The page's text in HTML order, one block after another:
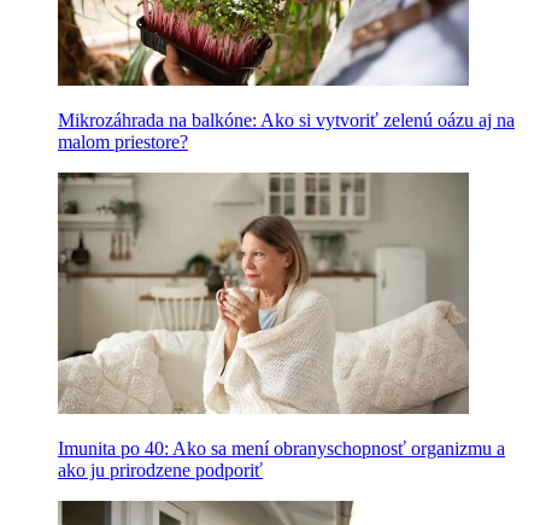
Mikrozáhrada na balkóne: Ako si vytvoriť zelenú oázu aj na
malom priestore?
Imunita po 40: Ako sa mení obranyschopnosť organizmu a
ako ju prirodzene podporiť